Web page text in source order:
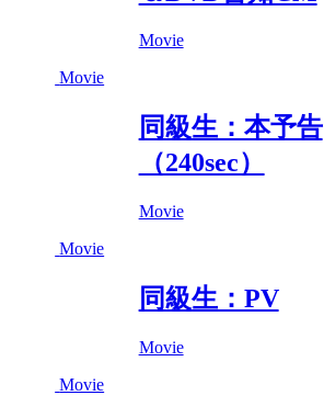
Movie
Movie
同級生：本予告
（240sec）
Movie
Movie
同級生：PV
Movie
Movie